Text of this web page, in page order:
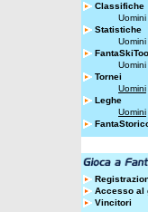
Classifiche
Uomini
Statistiche
Uomini
Uomini
Tornei
Uomini
Leghe
Uomini
Accesso al
Vincitori